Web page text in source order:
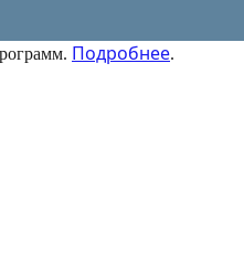
Подробнее.